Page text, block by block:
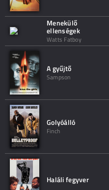
Menekülő
ellenségek
Watts Fatboy
A gyűjtő
Sampson
Golyóálló
Finch
Haláli fegyver